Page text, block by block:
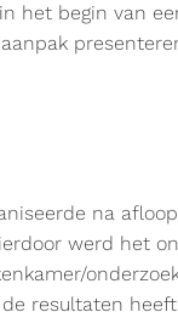
het begin van
na
werd het
resultaten heeft